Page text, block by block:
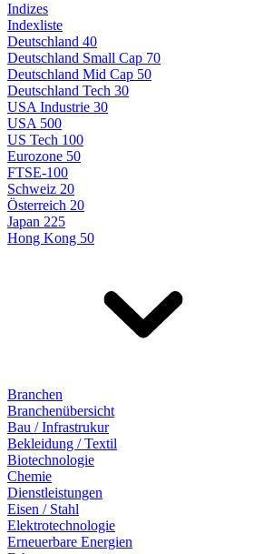
Indizes
Indexliste
Deutschland 40
Deutschland Small Cap 70
Deutschland Mid Cap 50
Deutschland Tech 30
USA Industrie 30
USA 500
US Tech 100
Eurozone 50
FTSE-100
Schweiz 20
Österreich 20
Japan 225
Hong Kong 50
Branchen
Branchenübersicht
Bau / Infrastrukur
Bekleidung / Textil
Biotechnologie
Chemie
Dienstleistungen
Eisen / Stahl
Elektrotechnologie
Erneuerbare Energien